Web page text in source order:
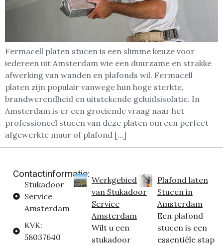
Fermacell platen stucen is een slimme keuze voor
iedereen uit Amsterdam wie een duurzame en strakke
afwerking van wanden en plafonds wil. Fermacell
platen zijn populair vanwege hun hoge sterkte,
brandwerendheid en uitstekende geluidsisolatie. In
Amsterdam is er een groeiende vraag naar het
professioneel stucen van deze platen om een perfect
afgewerkte muur of plafond […]
Contactinformatie:
Stukadoor
Service
Amsterdam
KVK:
58037640
Werkgebied
van Stukadoor
Service
Amsterdam
Wilt u een
stukadoor
Plafond laten
Stucen in
Amsterdam
Een plafond
stucen is een
essentiële stap